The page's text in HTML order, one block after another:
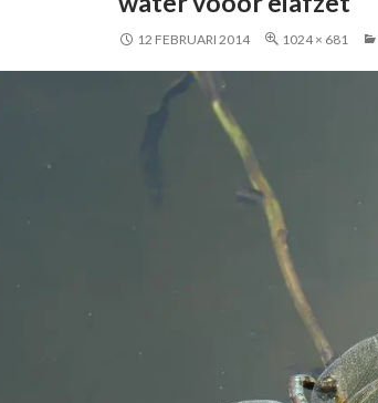
12 FEBRUARI 2014 1024 × 681